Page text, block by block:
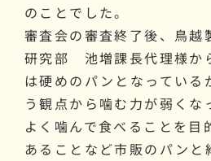
のことでした。
審査会の審査終了後、鳥
研究部 池増課長代理様か
は硬めのパンとなっている
う観点から噛む力が弱くな
よく噛んで食べることを目
あることなど市販のパンと